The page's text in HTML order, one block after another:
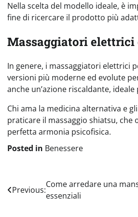
Nella scelta del modello ideale, è
fine di ricercare il prodotto più
Massaggiatori
In genere, i massaggiatori elettrici
versioni più moderne ed evolute
anche un’azione riscaldante,
Chi ama la medicina alternativa e
praticare il massaggio shiatsu,
perfetta armonia psicofisica.
Posted in Benessere
Navigazione
articoli
Previous:
Come arredare una
essenziali